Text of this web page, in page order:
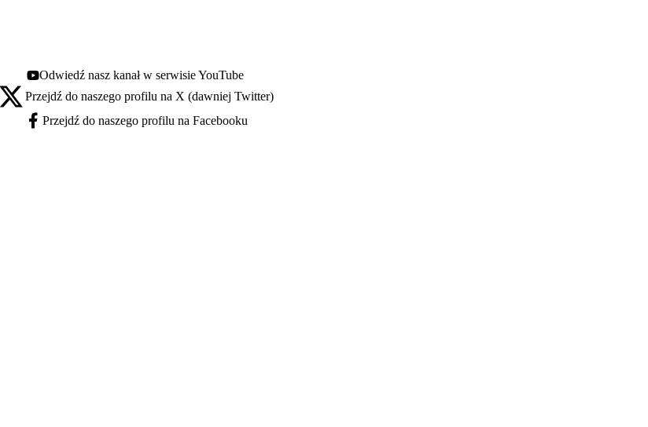
Youtube - otwiera się w nowej karcie
Odwiedź nasz kanał w serwisie YouTube
X - otwiera się w nowej karcie
Przejdź do naszego profilu na X (dawniej Twitter)
Facebook - otwiera się w nowej karcie
Przejdź do naszego profilu na Facebooku